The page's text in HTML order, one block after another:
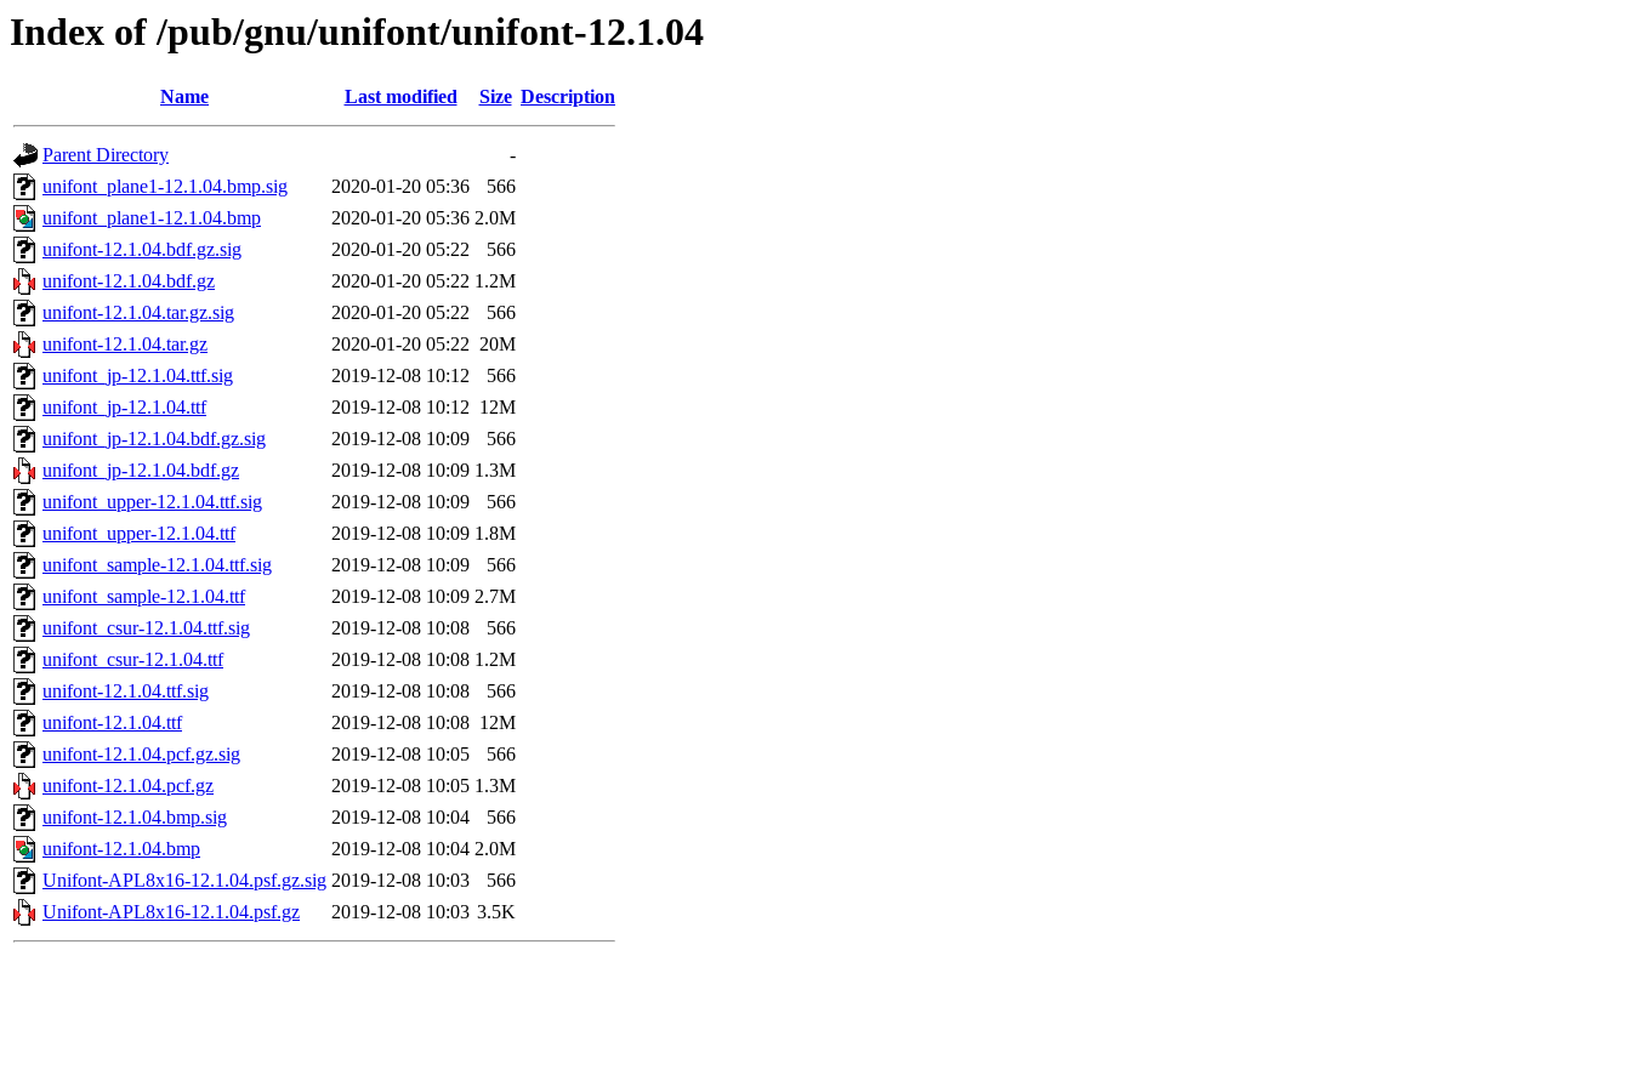
Index of /pub/gnu/unifont/unifont-12.1.04
Name Last modified Size Description
Parent Directory
-
unifont_plane1-12.1.04.bmp.sig
2020-01-20 05:36
566
unifont_plane1-12.1.04.bmp
2020-01-20 05:36 2.0M
unifont-12.1.04.bdf.gz.sig
2020-01-20 05:22
566
unifont-12.1.04.bdf.gz
2020-01-20 05:22 1.2M
unifont-12.1.04.tar.gz.sig
2020-01-20 05:22
566
unifont-12.1.04.tar.gz
2020-01-20 05:22 20M
unifont_jp-12.1.04.ttf.sig
2019-12-08 10:12
566
unifont_jp-12.1.04.ttf
2019-12-08 10:12 12M
unifont_jp-12.1.04.bdf.gz.sig
2019-12-08 10:09
566
unifont_jp-12.1.04.bdf.gz
2019-12-08 10:09 1.3M
unifont_upper-12.1.04.ttf.sig
2019-12-08 10:09
566
unifont_upper-12.1.04.ttf
2019-12-08 10:09 1.8M
unifont_sample-12.1.04.ttf.sig
2019-12-08 10:09
566
unifont_sample-12.1.04.ttf
2019-12-08 10:09 2.7M
unifont_csur-12.1.04.ttf.sig
2019-12-08 10:08
566
unifont_csur-12.1.04.ttf
2019-12-08 10:08 1.2M
unifont-12.1.04.ttf.sig
2019-12-08 10:08
566
unifont-12.1.04.ttf
2019-12-08 10:08 12M
unifont-12.1.04.pcf.gz.sig
2019-12-08 10:05
566
unifont-12.1.04.pcf.gz
2019-12-08 10:05 1.3M
unifont-12.1.04.bmp.sig
2019-12-08 10:04
566
unifont-12.1.04.bmp
2019-12-08 10:04 2.0M
Unifont-APL8x16-12.1.04.psf.gz.sig 2019-12-08 10:03
566
Unifont-APL8x16-12.1.04.psf.gz
2019-12-08 10:03 3.5K